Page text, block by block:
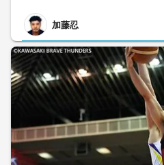
加藤忍